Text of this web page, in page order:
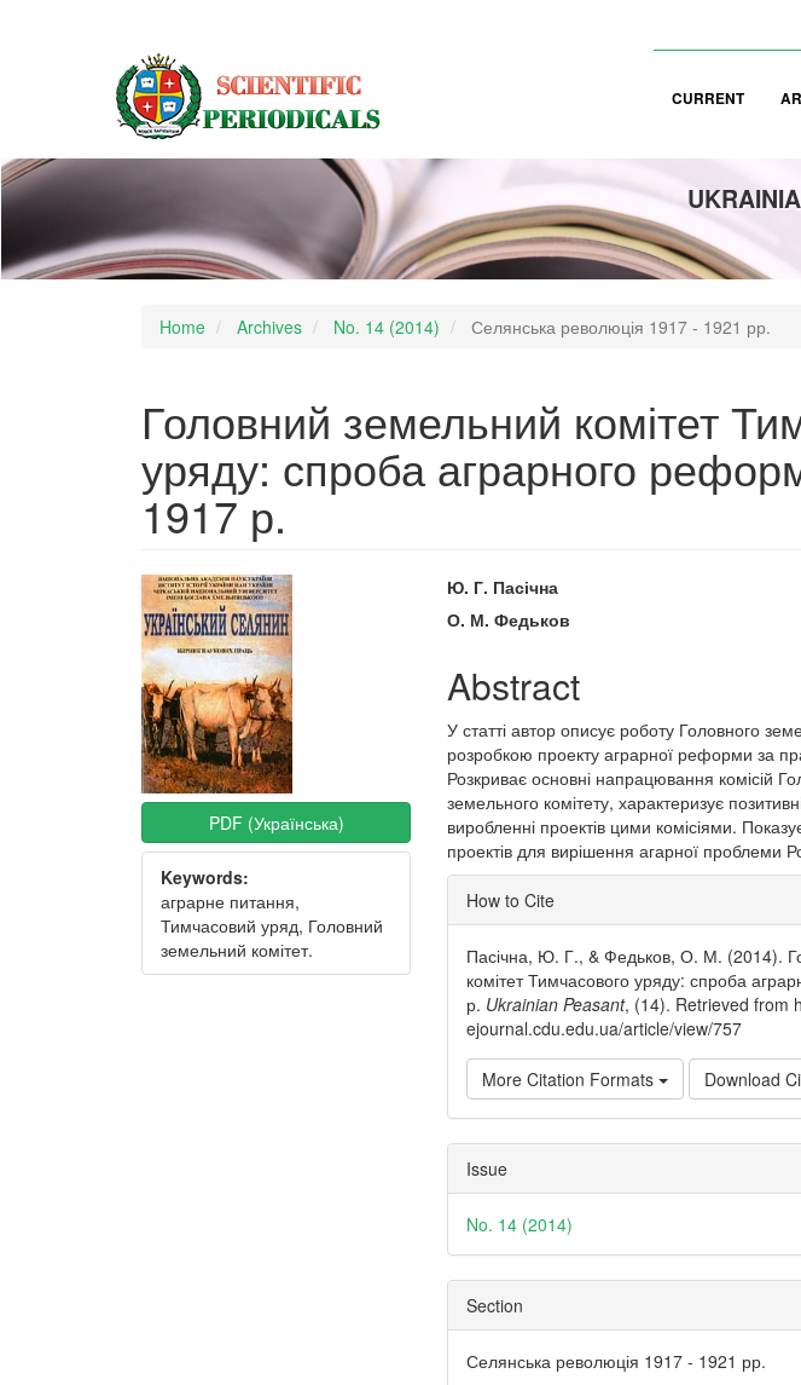
CURRENT
Home Archives No. 14 (2014) Селянська революція 1917 - 1921 рр.
Головний земельний комітет
уряду: спроба аграрного
1917 р.
Article
Sidebar
PDF (Українська)
Keywords:
аграрне питання,
Тимчасовий уряд, Головний
земельний комітет.
Main
Article
Content
Ю. Г. Пасічна
О. М. Федьков
Abstract
У статті автор описує роботу Головного
розробкою проекту аграрної реформи за
Розкриває основні напрацювання комісій
земельного комітету, характеризує
виробленні проектів цими комісіями.
проектів для вирішення агарної проблеми
Article
Details
How to Cite
Пасічна, Ю. Г., & Федьков, О. М. (2014).
комітет Тимчасового уряду: спроба
р. Ukrainian Peasant, (14). Retrieved from
ejournal.cdu.edu.ua/article/view/757
More Citation Formats Download
Issue
No. 14 (2014)
Section
Селянська революція 1917 - 1921 рр.